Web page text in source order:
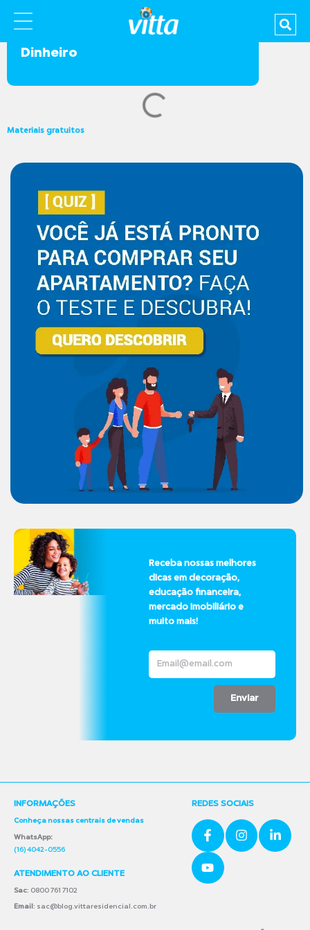
Dinheiro
Materiais gratuitos
Receba nossas melhores
dicas em decoração,
educação financeira,
mercado imobiliário e
muito mais!
Enviar
INFORMAÇÕES
Conheça nossas centrais de vendas
WhatsApp:
(16) 4042-0556
ATENDIMENTO AO CLIENTE
Sac: 0800 761 7102
Email : sac@blog.vittaresidencial.com.br
REDES SOCIAIS